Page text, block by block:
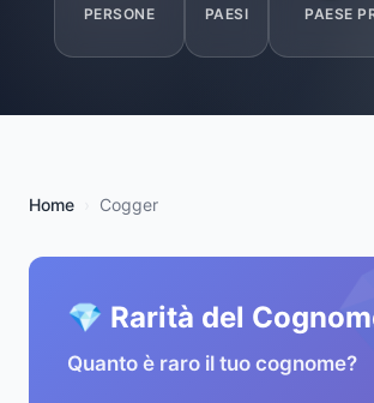
PERSONE PAESI PAESE
Home Cogger
💎 Rarità del
Quanto è raro il tuo cognome?